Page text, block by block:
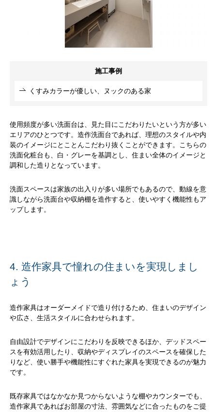
施工事例
くすみカラーが優しい、ヌックのある家
使用頻度が多い洗面台は、見た目にこだわりたいという方が多い
エリアのひとつです。造作洗面台であれば、理想のスタイルや内
装のイメージにとことんこだわり抜くことができます。こちらの
洗面化粧台も、白・グレーを基調とし、住まい全体のイメージと
調和した造りとなっています。
洗面スペースは家族の出入りが多い場所でもあるので、動線を意
識しながら洗面台や収納棚を造作すると、使いやすく機能性もア
ップします。
4. 造作家具で憧れの住まいを実現しまし
ょう
造作家具はオーダーメイドで造り付けるため、住まいのデザイン
や広さ、生活スタイルに合わせられます。
自由設計でデザインにこだわりを反映できるほか、デッドスペー
スを有効活用したり、収納やディスプレイのスペースを確保した
りなど、使い勝手や機能性にすぐれた家具を実現できるのが魅力
です。
既存家具ではなかなか見つからないような棚やカウンターでも、
造作家具であればお部屋の寸法、雰囲気などに合ったものをご提